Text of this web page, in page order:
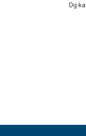
Og